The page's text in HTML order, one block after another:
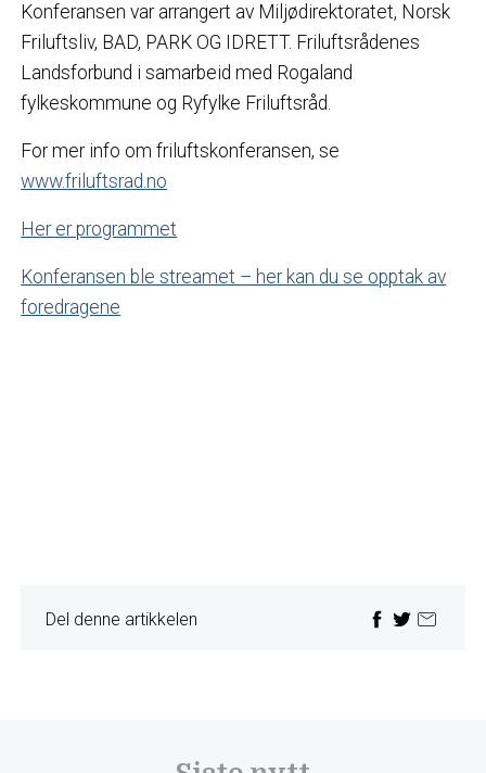
Konferansen var arrangert av Miljødirektoratet, Norsk
Friluftsliv, BAD, PARK OG IDRETT. Friluftsrådenes
Landsforbund i samarbeid med Rogaland
fylkeskommune og Ryfylke Friluftsråd.
For mer info om friluftskonferansen, se
www.friluftsrad.no
Her er programmet
Konferansen ble streamet – her kan du se opptak av
foredragene
Del denne artikkelen